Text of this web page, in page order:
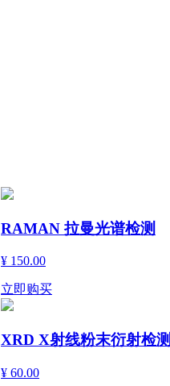
RAMAN 拉曼光谱检测
¥ 150.00
立即购买
XRD X射线粉末衍射检测
¥ 60.00